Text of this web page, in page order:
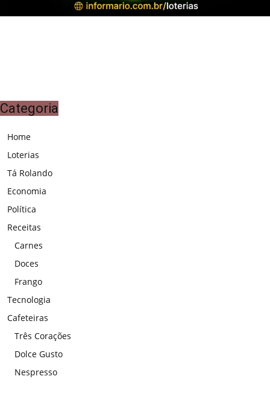
Categoria
Home
Loterias
Tá Rolando
Economia
Política
Receitas
Carnes
Doces
Frango
Tecnologia
Cafeteiras
Três Corações
Dolce Gusto
Nespresso